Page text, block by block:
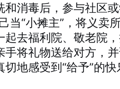
和消毒后，参与社区
当“小摊主”，将义卖
起去福利院、敬老院
手将礼物送给对方，
地感受到“给予”的